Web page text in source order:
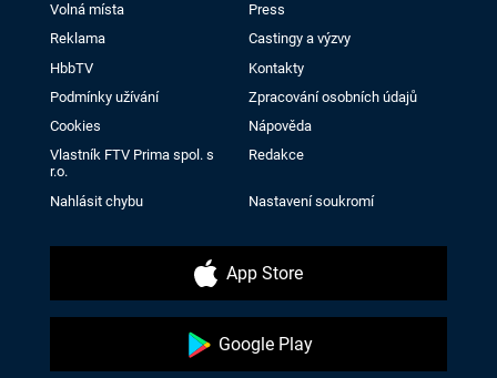
Volná místa
Press
Reklama
Castingy a výzvy
HbbTV
Kontakty
Podmínky užívání
Zpracování osobních údajů
Cookies
Nápověda
Vlastník FTV Prima spol. s
r.o.
Redakce
Nahlásit chybu Nastavení soukromí
App Store
Google Play